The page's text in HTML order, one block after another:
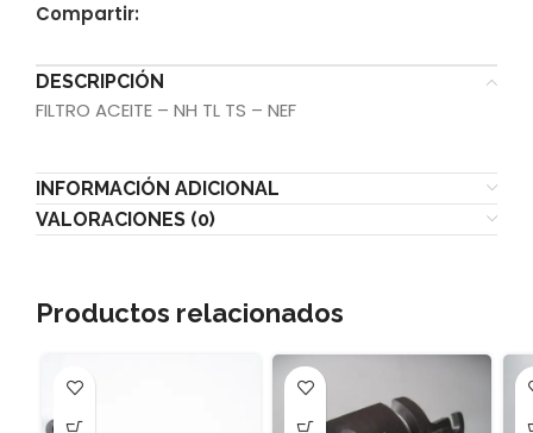
Compartir:
DESCRIPCIÓN
FILTRO ACEITE – NH TL TS – NEF
INFORMACIÓN ADICIONAL
VALORACIONES (0)
Productos relacionados